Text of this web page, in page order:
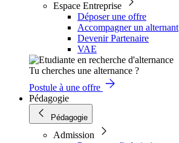
Espace Entreprise
Déposer une offre
Accompagner un alternant
Devenir Partenaire
VAE
Tu cherches une alternance ?
Postule à une offre
Pédagogie
Pédagogie
Admission